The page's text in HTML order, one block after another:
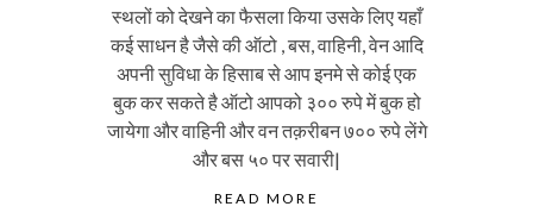
स्थलों को देखने का फैसला किया उसके लिए यहाँ
कई साधन है जैसे की ऑटो , बस, वाहिनी, वेन आदि
अपनी सुविधा के हिसाब से आप इनमे से कोई एक
बुक कर सकते है ऑटो आपको ३०० रुपे में बुक हो
जायेगा और वाहिनी और वन तक़रीबन ७०० रुपे लेंगे
और बस ५० पर सवारी|
READ MORE